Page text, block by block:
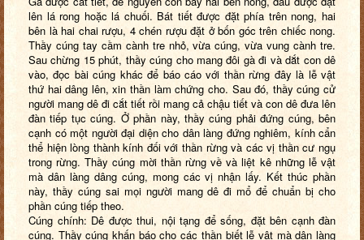
lên lá rong hoặc lá chuối. Bát tiết được đặt phía trên nong, hai
bên là hai chai rượu, 4 chén rượu đặt ở bốn góc trên chiếc nong.
Thầy cúng tay cầm cành tre nhỏ, vừa cúng, vừa vung cành tre.
Sau chừng 15 phút, thầy cúng cho mang đôi gà đi và dắt con dê
vào, đọc bài cúng khác để báo cáo với thần rừng đây là lễ vật
thứ hai dâng lên, xin thần làm chứng cho. Sau đó, thầy cúng cử
người mang dê đi cắt tiết rồi mang cả chậu tiết và con dê đưa lên
đàn tiếp tục cúng. Ở phần này, thầy cúng phải đứng cúng, bên
cạnh có một người đại diện cho dân làng đứng nghiêm, kính cẩn
thể hiện lòng thành kính đối với thần rừng và các vị thần cư ngụ
trong rừng. Thầy cúng mời thần rừng về và liệt kê những lễ vật
mà dân làng dâng cúng, mong các vị nhận lấy. Kết thúc phần
này, thầy cúng sai mọi người mang dê đi mổ để chuẩn bị cho
phần cúng tiếp theo.
Cúng chính: Dê được thui, nội tạng để sống, đặt bên cạnh đàn
cúng. Thầy cúng khấn báo cho các thần biết lễ vật mà dân làng